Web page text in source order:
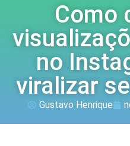
Como
no
viralizar
Gustavo Henrique